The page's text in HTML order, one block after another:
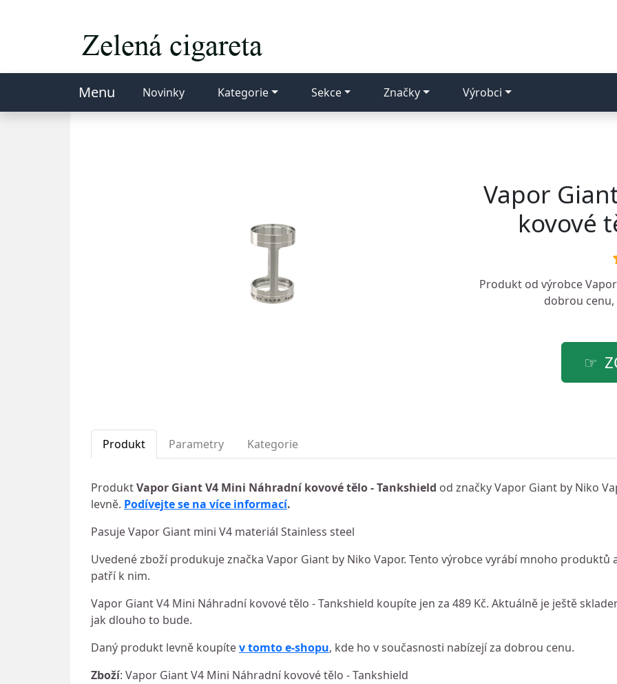
Menu Novinky Kategorie Sekce Značky Výrobci
Vapor
kovové
Produkt od výrobce
dobrou
Produkt Parametry Kategorie
ProduktVapor Giant V4 Mini Náhradní kovové tělo - Tankshield od značky Vapor Giant by Niko
levně. Podívejte se na více informací.
Pasuje Vapor Giant mini V4 materiál Stainless steel
Uvedené zboží produkuje značka Vapor Giant by Niko Vapor. Tento výrobce vyrábí mnoho produktů
patří k nim.
Vapor Giant V4 Mini Náhradní kovové tělo - Tankshield koupíte jen za 489 Kč. Aktuálně je ještě
jak dlouho to bude.
Daný produkt levně koupítev tomto e-shopu, kde ho v současnosti nabízejí za dobrou cenu.
Zboží: Vapor Giant V4 Mini Náhradní kovové tělo - Tankshield